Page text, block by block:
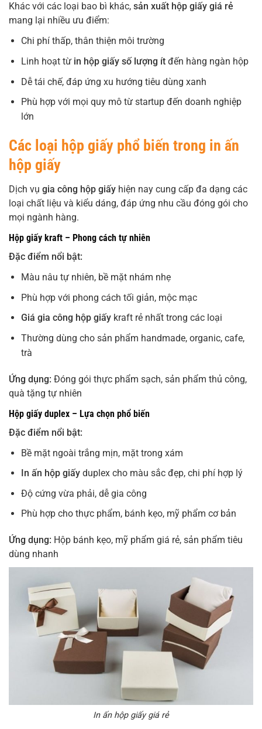
Khác với các loại bao bì khác, sản xuất hộp giấy giá rẻ
mang lại nhiều ưu điểm:
Chi phí thấp, thân thiện môi trường
Linh hoạt từ in hộp giấy số lượng ítđến hàng ngàn hộp
Dễ tái chế, đáp ứng xu hướng tiêu dùng xanh
Phù hợp với mọi quy mô từ startup đến doanh nghiệp
lớn
Các loại hộp giấy phổ biến trong in ấn
hộp giấy
Dịch vụ gia công hộp giấy hiện nay cung cấp đa dạng các
loại chất liệu và kiểu dáng, đáp ứng nhu cầu đóng gói cho
mọi ngành hàng.
Hộp giấy kraft – Phong cách tự nhiên
Đặc điểm nổi bật:
Màu nâu tự nhiên, bề mặt nhám nhẹ
Phù hợp với phong cách tối giản, mộc mạc
Giá gia công hộp giấykraft rẻ nhất trong các loại
Thường dùng cho sản phẩm handmade, organic, cafe,
trà
Ứng dụng: Đóng gói thực phẩm sạch, sản phẩm thủ công,
quà tặng tự nhiên
Hộp giấy duplex – Lựa chọn phổ biến
Đặc điểm nổi bật:
Bề mặt ngoài trắng mịn, mặt trong xám
In ấn hộp giấyduplex cho màu sắc đẹp, chi phí hợp lý
Độ cứng vừa phải, dễ gia công
Phù hợp cho thực phẩm, bánh kẹo, mỹ phẩm cơ bản
Ứng dụng: Hộp bánh kẹo, mỹ phẩm giá rẻ, sản phẩm tiêu
dùng nhanh
In ấn hộp giấy giá rẻ